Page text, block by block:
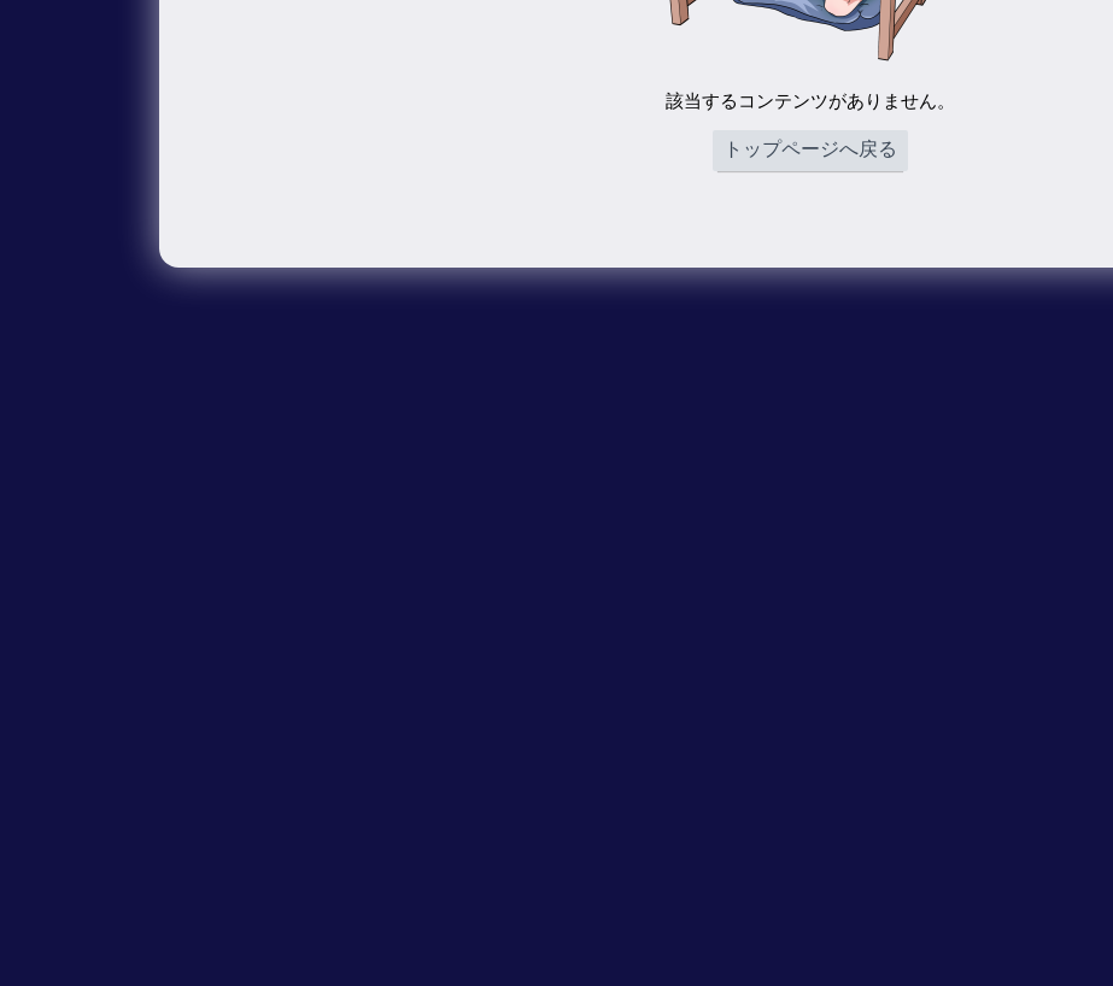
該当するコンテンツがありません。
トップページへ戻る